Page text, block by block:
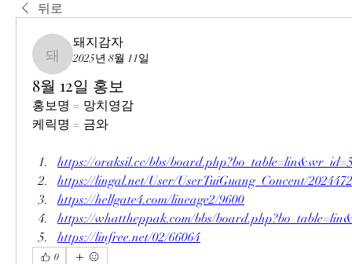
뒤로
돼지감자
돼지감자
2025년 8월 11일
8월 12일 홍보
홍보명 = 망치영감
케릭명 = 금와
https://oraksil.cc/bbs/
https://lingal.net/User/UserTuiGuang_Concent/2024472
https://hellgate4.com/lineage2/9600
https://whattheppak.com/bbs/
https://linfree.net/02/66064
0